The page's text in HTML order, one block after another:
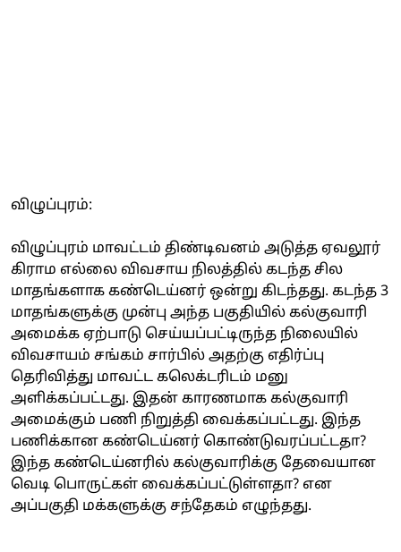
விழுப்புரம்:
விழுப்புரம் மாவட்டம் திண்டிவனம் அடுத்த ஏவலூர்
கிராம எல்லை விவசாய நிலத்தில் கடந்த சில
மாதங்களாக கண்டெய்னர் ஒன்று கிடந்தது. கடந்த 3
மாதங்களுக்கு முன்பு அந்த பகுதியில் கல்குவாரி
அமைக்க ஏற்பாடு செய்யப்பட்டிருந்த நிலையில்
விவசாயம் சங்கம் சார்பில் அதற்கு எதிர்ப்பு
தெரிவித்து மாவட்ட கலெக்டரிடம் மனு
அளிக்கப்பட்டது. இதன் காரணமாக கல்குவாரி
அமைக்கும் பணி நிறுத்தி வைக்கப்பட்டது. இந்த
பணிக்கான கண்டெய்னர் கொண்டுவரப்பட்டதா?
இந்த கண்டெய்னரில் கல்குவாரிக்கு தேவையான
வெடி பொருட்கள் வைக்கப்பட்டுள்ளதா? என
அப்பகுதி மக்களுக்கு சந்தேகம் எழுந்தது.